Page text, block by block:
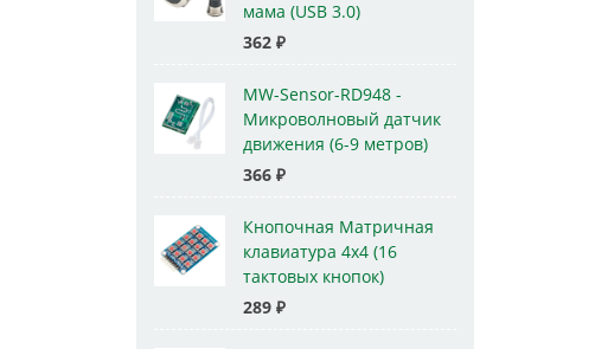
мама (USB 3.0)
362 ₽
MW-Sensor-RD948 -
Микроволновый датчик
движения (6-9 метров)
366 ₽
Кнопочная Матричная
клавиатура 4x4 (16
тактовых кнопок)
289 ₽